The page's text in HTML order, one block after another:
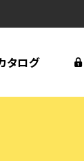
タログ